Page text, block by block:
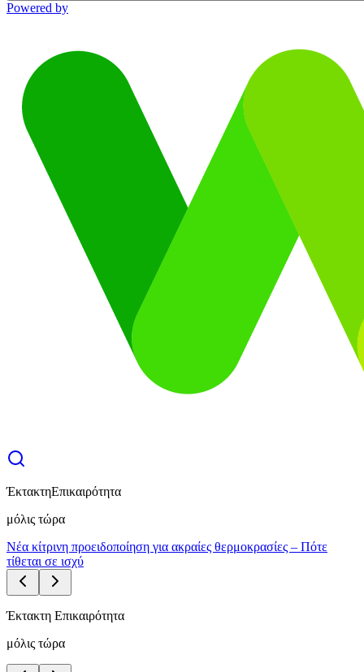
Powered by
ΈκτακτηΕπικαιρότητα
μόλις τώρα
Νέα κίτρινη προειδοποίηση για ακραίες θερμοκρασίες – Πότε
τίθεται σε ισχύ
Έκτακτη Επικαιρότητα
μόλις τώρα